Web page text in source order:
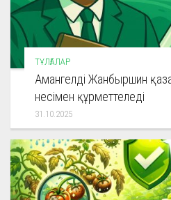
ТҰЛҒАЛАР
Амангелді Жанбыршин
несімен құрметтеледі
31.10.2025